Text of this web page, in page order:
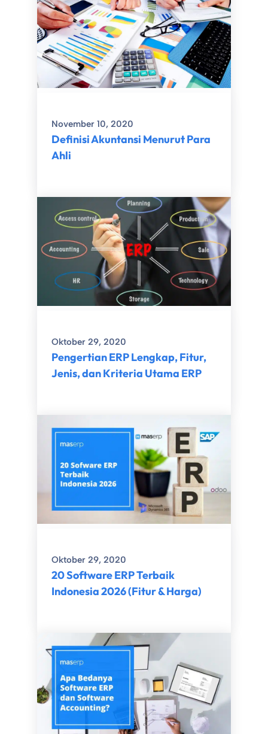
November 10, 2020
Definisi Akuntansi Menurut Para
Ahli
Oktober 29, 2020
Pengertian ERP Lengkap, Fitur,
Jenis, dan Kriteria Utama ERP
Oktober 29, 2020
20 Software ERP Terbaik
Indonesia 2026 (Fitur & Harga)